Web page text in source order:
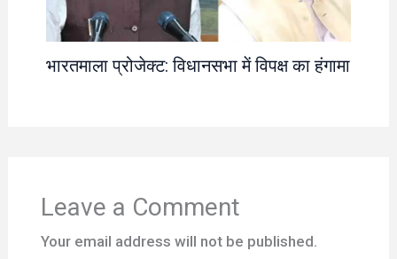
भारतमाला प्रोजेक्ट: विधानसभा में विपक्ष का हंगामा
Leave a Comment
Your email address will not be published.